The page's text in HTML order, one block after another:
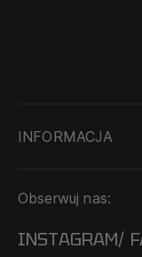
INFORMACJA
DOSTAWA
O NAS
Obserwuj nas:
INSTAGRAM/